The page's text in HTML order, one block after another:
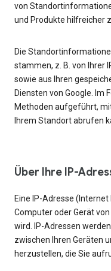
von
und Produkte hilfreicher
Die
stammen, z. B. von Ihrer
sowie aus Ihren
Diensten von Google. Im
Methoden aufgeführt,
Ihrem Standort abrufen
Über Ihre IP-
Eine IP-Adresse
Computer oder Gerät
wird. IP-Adressen
zwischen Ihren Geräten
herzustellen, die Sie